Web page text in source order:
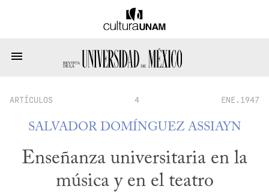
ARTÍCULOS 4 ENE.1947
SALVADOR DOMÍNGUEZ ASSIAYN
Enseñanza universitaria en la
música y en el teatro